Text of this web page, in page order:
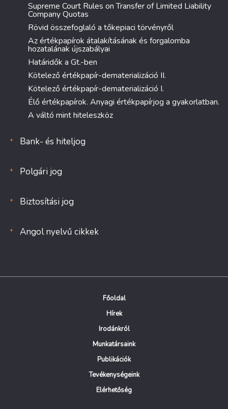
Supreme Court Rules on Transfer of Limited Liability
Company Quotas
Rövid összefoglaló a tőkepiaci törvényről
Az értékpapírok átalakításának és forgalomba
hozatalának újszabályai
Határidők a Gt.-ben
Kötelező értékpapír-dematerializáció II.
Kötelező értékpapír-dematerializáció I.
Élő értékpapírok. Anyagi értékpapírjog a gyakorlatban.
A váltó mint hiteleszköz
Bank- és hiteljog
Polgári jog
Biztosítási jog
Angol nyelvű cikkek
Főoldal
Hírek
Irodánkról
Munkatársaink
Publikációk
Tevékenységeink
Elérhetőség